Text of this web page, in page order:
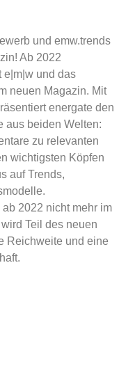
und emw.trends
Ab 2022
e|m|w und das
neuen Magazin. Mit
energate den
aus beiden Welten:
zu relevanten
wichtigsten Köpfen
auf Trends,
2022 nicht mehr im
Teil des neuen
Reichweite und eine